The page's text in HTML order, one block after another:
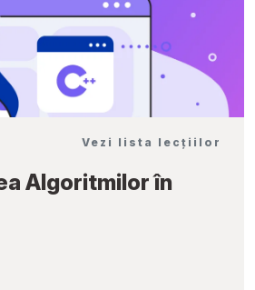
Vezi lista lecțiilor
Algoritmilor în